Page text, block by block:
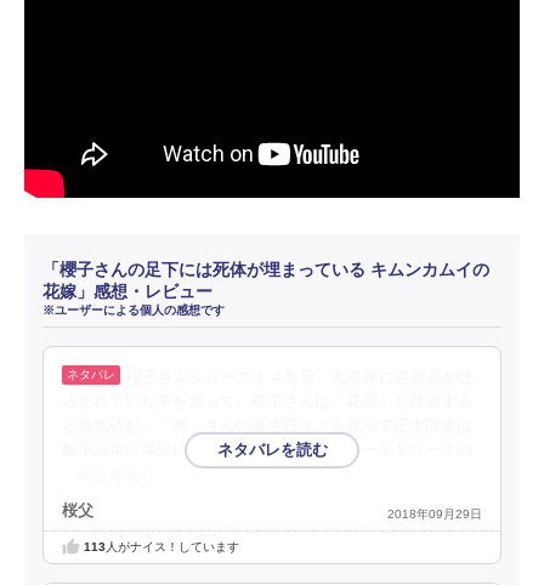
「櫻子さんの足下には死体が埋まっている キムンカムイの
花嫁」感想・レビュー
※ユーザーによる個人の感想です
糠平温泉に湯治に行く。櫻子さん達はフィールドワークの
桜父 2018年09月29日
113人がナイス！しています